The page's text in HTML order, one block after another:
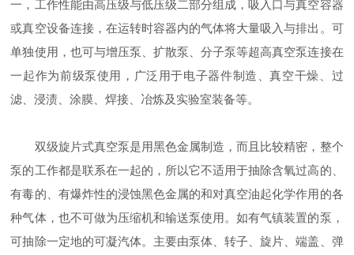
一，工作性能由高压级与低压级二部分组成，吸入口与真空容器
或真空设备连接，在运转时容器内的气体将大量吸入与排出。可
单独使用，也可与增压泵、扩散泵、分子泵等超高真空泵连接在
一起作为前级泵使用，广泛用于电子器件制造、真空干燥、过
滤、浸渍、涂膜、焊接、冶炼及实验室装备等。
双级旋片式真空泵是用黑色金属制造，而且比较精密，整个
泵的工作都是联系在一起的，所以它不适用于抽除含氧过高的、
有毒的、有爆炸性的浸蚀黑色金属的和对真空油起化学作用的各
种气体，也不可做为压缩机和输送泵使用。如有气镇装置的泵，
可抽除一定地的可凝汽体。主要由泵体、转子、旋片、端盖、弹